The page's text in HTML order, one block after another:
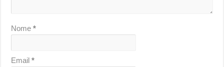
Nome*
Email*